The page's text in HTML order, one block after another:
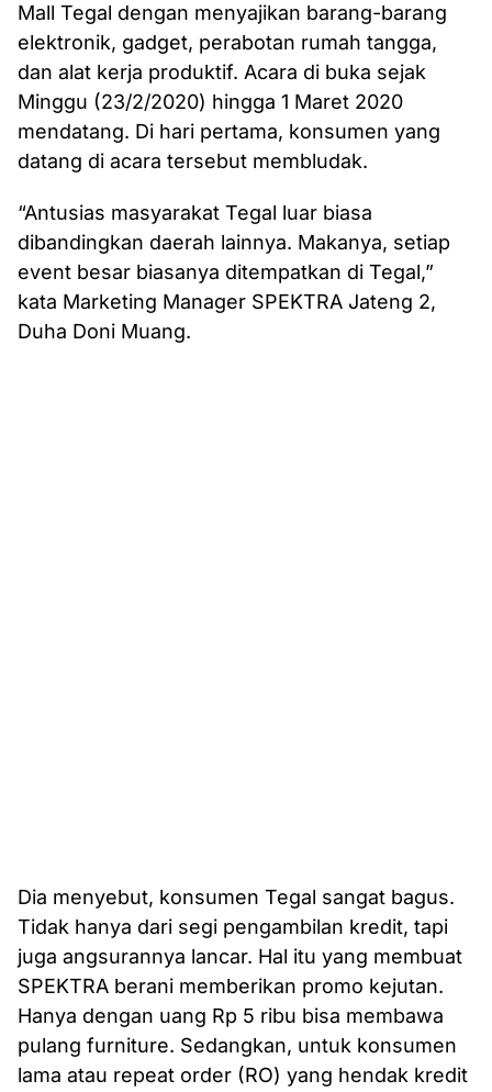
Mall Tegal dengan menyajikan barang-barang
elektronik, gadget, perabotan rumah tangga,
dan alat kerja produktif. Acara di buka sejak
Minggu (23/2/2020) hingga 1 Maret 2020
mendatang. Di hari pertama, konsumen yang
datang di acara tersebut membludak.
“Antusias masyarakat Tegal luar biasa
dibandingkan daerah lainnya. Makanya, setiap
event besar biasanya ditempatkan di Tegal,”
kata Marketing Manager SPEKTRA Jateng 2,
Duha Doni Muang.
Dia menyebut, konsumen Tegal sangat bagus.
Tidak hanya dari segi pengambilan kredit, tapi
juga angsurannya lancar. Hal itu yang membuat
SPEKTRA berani memberikan promo kejutan.
Hanya dengan uang Rp 5 ribu bisa membawa
pulang furniture. Sedangkan, untuk konsumen
lama atau repeat order (RO) yang hendak kredit